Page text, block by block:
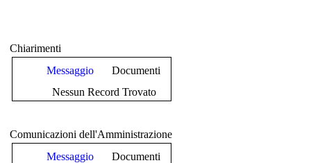
Chiarimenti
Messaggio
Documenti
Nessun Record Trovato
Comunicazioni dell'Amministrazione
Messaggio
Documenti